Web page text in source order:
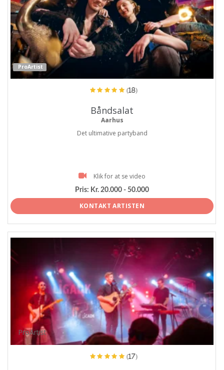
ProArtist
(18)
Båndsalat
Aarhus
Det ultimative partyband
Klik for at se video
Pris: Kr. 20.000 - 50.000
KONTAKT ARTISTEN
ProArtist
(17)